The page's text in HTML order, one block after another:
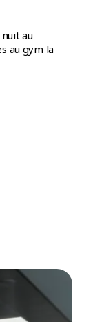
au
au gym la
jusqu’à
» assisté